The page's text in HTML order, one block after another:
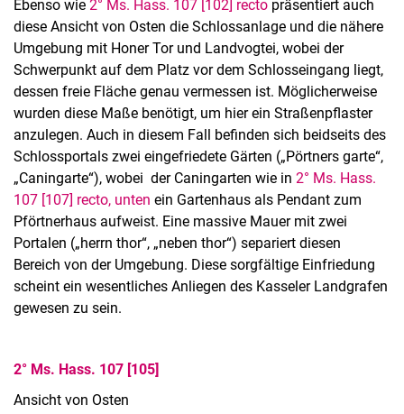
Ebenso wie 2° Ms. Hass. 107 [102] recto präsentiert auch
diese Ansicht von Osten die Schlossanlage und die nähere
Umgebung mit Honer Tor und Landvogtei, wobei der
Schwerpunkt auf dem Platz vor dem Schlosseingang liegt,
dessen freie Fläche genau vermessen ist. Möglicherweise
wurden diese Maße benötigt, um hier ein Straßenpflaster
anzulegen. Auch in diesem Fall befinden sich beidseits des
Schlossportals zwei eingefriedete Gärten („Pörtners garte“,
„Caningarte“), wobei der Caningarten wie in 2° Ms. Hass.
107 [107] recto, unten ein Gartenhaus als Pendant zum
Pförtnerhaus aufweist. Eine massive Mauer mit zwei
Portalen („herrn thor“, „neben thor“) separiert diesen
Bereich von der Umgebung. Diese sorgfältige Einfriedung
scheint ein wesentliches Anliegen des Kasseler Landgrafen
gewesen zu sein.
2° Ms. Hass. 107 [105]
Ansicht von Osten